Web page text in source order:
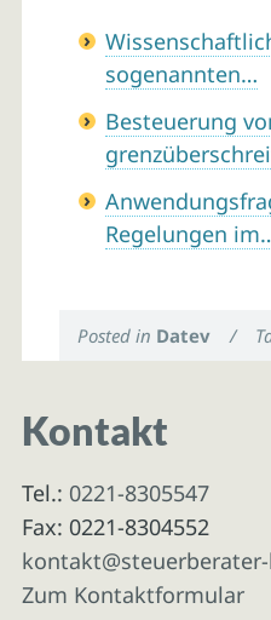
sogenannten…
Besteuerung
Regelungen
Posted in Datev /
Kontakt
Tel.: 0221-8305547
Fax: 0221-8304552
Zum Kontaktformular